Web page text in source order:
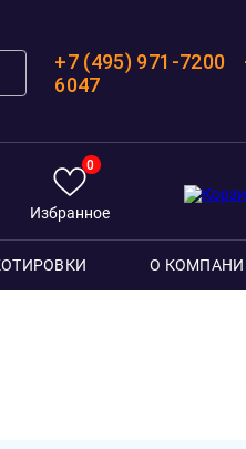
+7 (495) 971-7200
6047
0
Избранное
О